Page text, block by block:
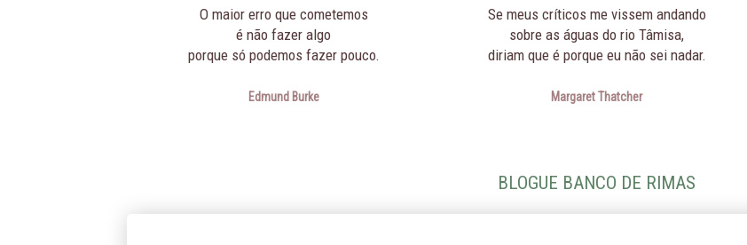
O maior erro que cometemos
é não fazer algo
porque só podemos fazer pouco.
Edmund Burke
Se meus críticos me vissem andando
sobre as águas do rio Tâmisa,
diriam que é porque eu não sei nadar.
Margaret Thatcher
BLOGUE BANCO DE RIMAS